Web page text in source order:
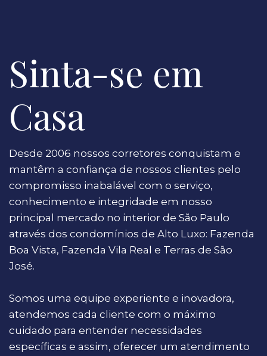
Sinta-se em
Casa
Desde 2006 nossos corretores conquistam e
mantêm a confiança de nossos clientes pelo
compromisso inabalável com o serviço,
conhecimento e integridade em nosso
principal mercado no interior de São Paulo
através dos condomínios de Alto Luxo: Fazenda
Boa Vista, Fazenda Vila Real e Terras de São
José.
Somos uma equipe experiente e inovadora,
atendemos cada cliente com o máximo
cuidado para entender necessidades
específicas e assim, oferecer um atendimento